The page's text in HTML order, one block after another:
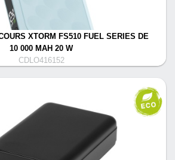
XTORM FS510 FUEL SERIES DE
10 000 MAH 20 W
CDLO416152